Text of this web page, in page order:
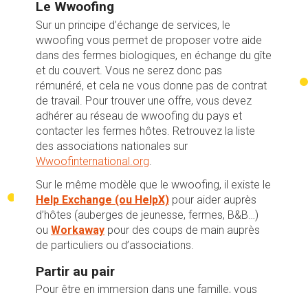
Le Wwoofing
Sur un principe d’échange de services, le
wwoofing vous permet de proposer votre aide
dans des fermes biologiques, en échange du gîte
et du couvert. Vous ne serez donc pas
rémunéré, et cela ne vous donne pas de contrat
de travail. Pour trouver une offre, vous devez
adhérer au réseau de wwoofing du pays et
contacter les fermes hôtes. Retrouvez la liste
des associations nationales sur
Wwoofinternational.org.
Sur le même modèle que le wwoofing, il existe le
Help Exchange (ou HelpX) pour aider auprès
d’hôtes (auberges de jeunesse, fermes, B&B…)
ou Workaway pour des coups de main auprès
de particuliers ou d’associations.
Partir au pair
Pour être en immersion dans une famille, vous